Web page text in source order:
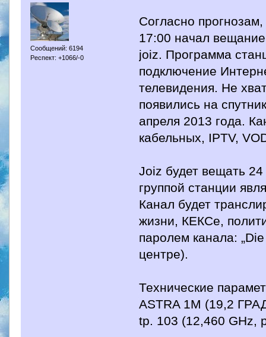
Сообщений: 6194
Респект: +1066/-0
Согласно
17:00 начал
joiz. Программа
подключение
телевидения. Не
появились на
апреля 2013 года.
кабельных, IPTV,
Joiz будет вещать
группой станции
Канал будет
жизни, КЕКСе,
паролем канала:
центре).
Технические
ASTRA 1M (19,2
tp. 103 (12,460 GHz,